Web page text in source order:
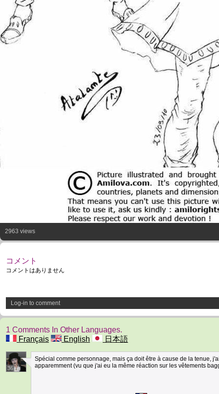
2963 views
コメント
コメントはありません
Log-in to comment
1 Comments In Other Languages.
Français
English 日本語
36
Spécial comme personnage, mais ça doit être à cause de la tenue,
apparemment (vu que j'ai eu la même réaction sur les vêtements